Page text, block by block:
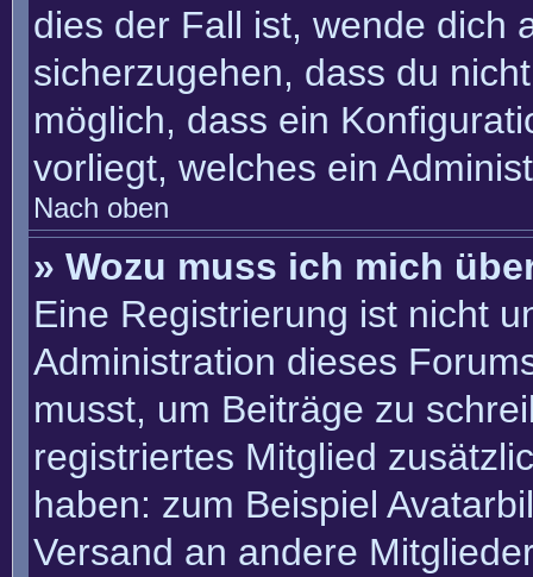
dies der Fall ist, wende dich
sicherzugehen, dass du
möglich, dass ein
vorliegt, welches ein
Nach oben
» Wozu muss ich mich
Eine Registrierung ist nicht
Administration dieses
musst, um Beiträge zu
registriertes Mitglied
haben: zum Beispiel
Versand an andere